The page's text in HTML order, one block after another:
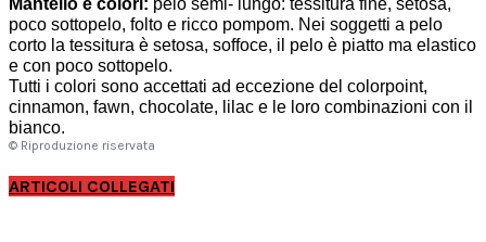
poco sottopelo, folto e ricco pompom. Nei soggetti a pelo
corto la tessitura è setosa, soffoce, il pelo è piatto ma elastico
e con poco sottopelo.
Tutti i colori sono accettati ad eccezione del colorpoint,
cinnamon, fawn, chocolate, lilac e le loro combinazioni con il
bianco.
© Riproduzione riservata
ARTICOLI COLLEGATI